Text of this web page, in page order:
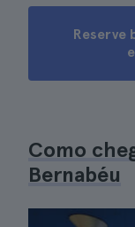
Reserve
Como
Bernabéu